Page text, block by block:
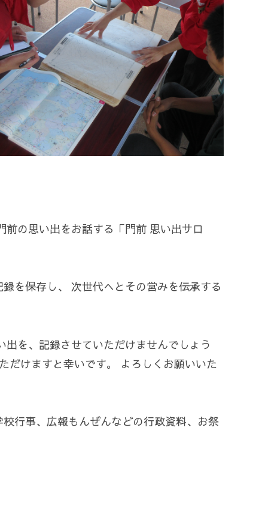
の思い出をお話する「門前 思い出サロ
を保存し、 次世代へとその営みを伝承する
を、記録させていただけませんでしょう
だけますと幸いです。 よろしくお願いいた
行事、広報もんぜんなどの行政資料、お祭